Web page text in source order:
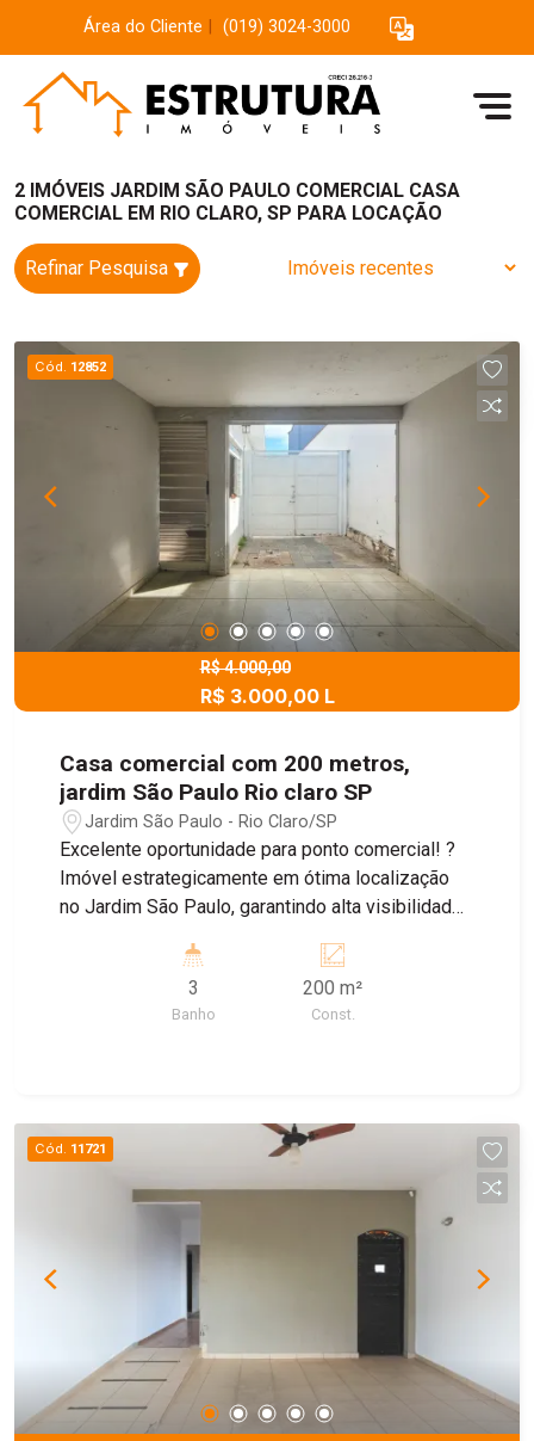
Área do Cliente (019) 3024-3000
2 IMÓVEIS JARDIM SÃO PAULO COMERCIAL CASA
COMERCIAL EM RIO CLARO, SP PARA LOCAÇÃO
Refinar Pesquisa
Cód. 12852
R$ 4.000,00
R$ 3.000,00 L
Casa comercial com 200 metros,
jardim São Paulo Rio claro SP
Jardim São Paulo - Rio Claro/SP
Excelente oportunidade para ponto comercial! ?
Imóvel estrategicamente em ótima localização
no Jardim São Paulo, garantindo alta visibilidade
e garagem para até 3 carros, ideal para clientes e
colaboradores. Dispõe de 4 quartos, sala,
cozinha, lavanderia e amplo quintal, oferecendo
negócio. Uma excelente opção para quem busca
espaço, localização e versatilidade.
3
Banho
200 m²
Const.
Cód. 11721